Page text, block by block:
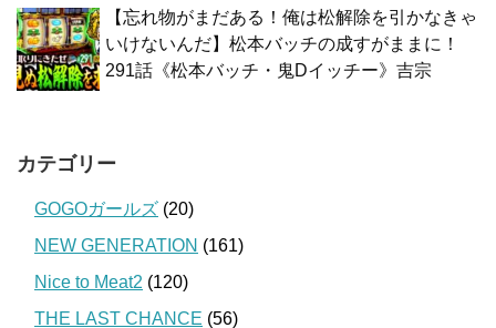
【忘れ物がまだある！俺は松解除を引かなきゃ
いけないんだ】松本バッチの成すがままに！
291話《松本バッチ・鬼Dイッチー》吉宗
カテゴリー
GOGOガールズ (20)
NEW GENERATION (161)
Nice to Meat2 (120)
THE LAST CHANCE (56)